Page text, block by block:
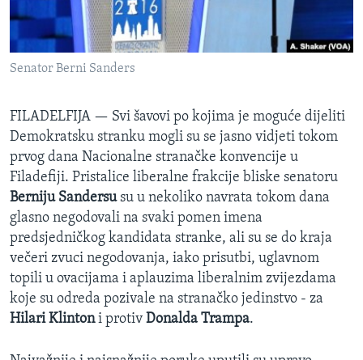
MAGAZIN
O GLASU AMERIKE
PRATITE NAS
Jezici
Senator Berni Sanders
FILADELFIJA — Svi šavovi po kojima je moguće dijeliti
Demokratsku stranku mogli su se jasno vidjeti tokom
prvog dana Nacionalne stranačke konvencije u
Filadefiji. Pristalice liberalne frakcije bliske senatoru
Berniju Sandersusu u nekoliko navrata tokom dana
glasno negodovali na svaki pomen imena
predsjedničkog kandidata stranke, ali su se do kraja
večeri zvuci negodovanja, iako prisutbi, uglavnom
topili u ovacijama i aplauzima liberalnim zvijezdama
koje su odreda pozivale na stranačko jedinstvo - za
Hilari Klintoni protiv Donalda Trampa.